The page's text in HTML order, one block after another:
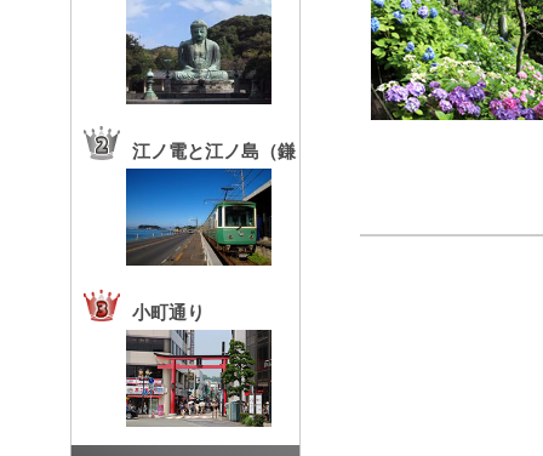
江ノ電と江ノ島（鎌
倉高校前駅）
小町通り